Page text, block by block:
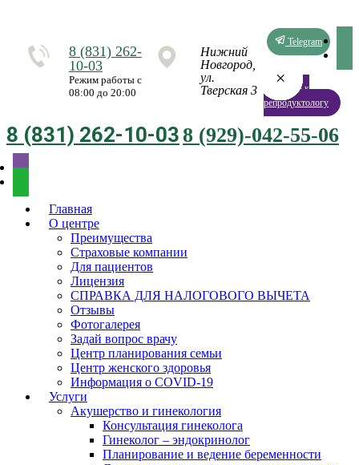
8 (831) 262-
10-03
Режим работы с
08:00 до 20:00
Нижний
Новгород,
ул.
Тверская 3
Telegram
Запись к
репродуктологу
8 (831) 262-10-038 (929)-042-55-06
Главная
О центре
Преимущества
Страховые компании
Для пациентов
Лицензия
СПРАВКА ДЛЯ НАЛОГОВОГО ВЫЧЕТА
Отзывы
Фотогалерея
Задай вопрос врачу
Центр планирования семьи
Центр женского здоровья
Информация о COVID-19
Услуги
Акушерство и гинекология
Консультация гинеколога
Гинеколог – эндокринолог
Планирование и ведение беременности
×
×
×
×
×
×
×
×